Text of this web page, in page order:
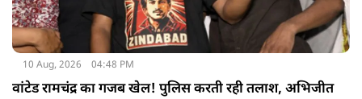
10 Aug, 2026 04:48 PM
वांटेड रामचंद्र का गजब खेल! पुलिस करती रही तलाश, अभिजीत